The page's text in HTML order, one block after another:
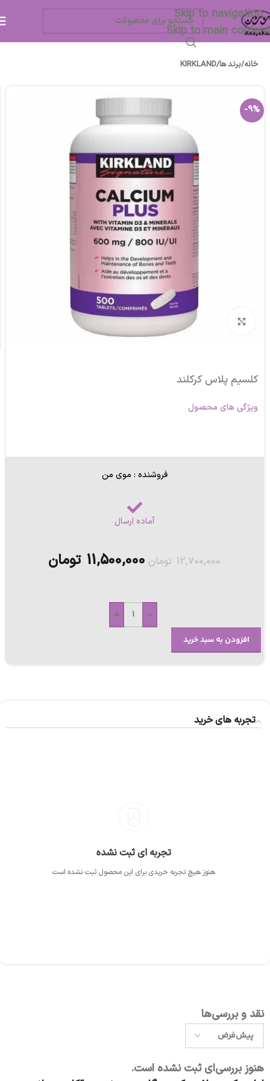
Skip to navigation
Skip to main content
خانه/برند ها/
KIRKLAND
-9%
برای بزرگنمایی کلیک کنید
کلسیم پلاس کرکلند
ویژگی های محصول
فروشنده : موی من
آماده ارسال
12,700,000 تومان 11,500,000 تومان
-
+
افزودن به سبد خرید
تجربه های خرید
تجربه ای ثبت نشده
هنوز هیچ تجربه خریدی برای این محصول ثبت نشده است
نقد و بررسی‌ها
هنوز بررسی‌ای ثبت نشده است.